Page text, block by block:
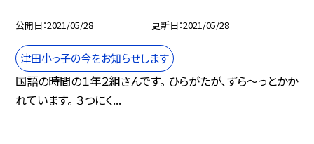
公開日 2021/05/28 更新日 2021/05/28
津田小っ子の今をお知らせします
国語の時間の１年２組さんです。 ひらがたが、ずら〜っとかか
れています。 ３つにく...